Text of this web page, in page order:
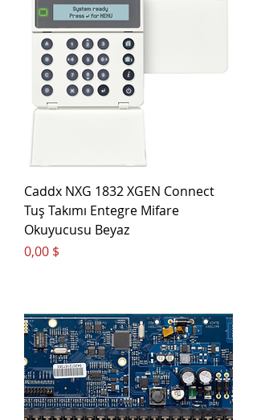
Caddx NXG 1832 XGEN Connect
Tuş Takımı Entegre Mifare
Okuyucusu Beyaz
Цена
0,00 $